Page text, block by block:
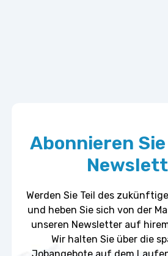
Abonnieren
Werden Sie Teil des
und heben Sie sich von der
unseren Newsletter auf
Wir halten Sie über die
Jobangebote auf dem